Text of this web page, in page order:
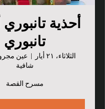
أحذية
تانبوري
الثلاثاء، ٢١ أيار
  |
عين
شافية
مسرح القصة